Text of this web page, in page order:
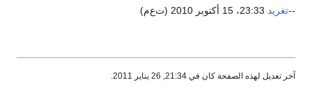
تغريد23:33، 15 أكتوبر 2010 (ت‌ع‌م)
تعديل لهذه الصفحة كان في 21:34, 26 يناير 2011.